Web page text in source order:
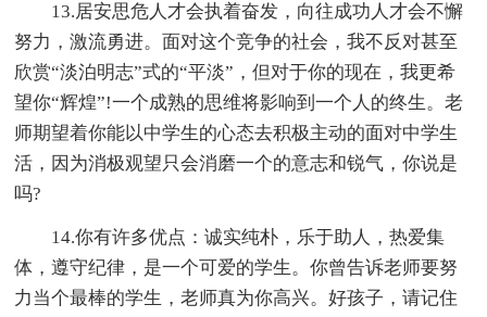
13.居安思危人才会执着奋发，向往成功人才会不懈
努力，激流勇进。面对这个竞争的社会，我不反对甚至
欣赏“淡泊明志”式的“平淡”，但对于你的现在，我更希
望你“辉煌”!一个成熟的思维将影响到一个人的终生。老
师期望着你能以中学生的心态去积极主动的面对中学生
活，因为消极观望只会消磨一个的意志和锐气，你说是
吗?
14.你有许多优点：诚实纯朴，乐于助人，热爱集
体，遵守纪律，是一个可爱的学生。你曾告诉老师要努
力当个最棒的学生，老师真为你高兴。好孩子，请记住